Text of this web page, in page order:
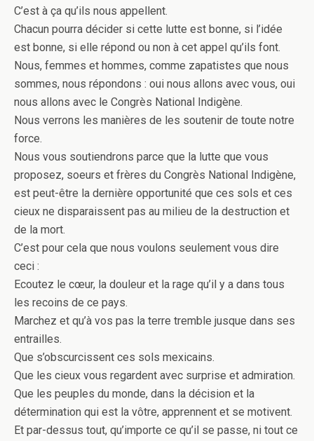
C’est à ça qu’ils nous appellent.
Chacun pourra décider si cette lutte est bonne, si l’idée
est bonne, si elle répond ou non à cet appel qu’ils font.
Nous, femmes et hommes, comme zapatistes que nous
sommes, nous répondons : oui nous allons avec vous, oui
nous allons avec le Congrès National Indigène.
Nous verrons les manières de les soutenir de toute notre
force.
Nous vous soutiendrons parce que la lutte que vous
proposez, soeurs et frères du Congrès National Indigène,
est peut-être la dernière opportunité que ces sols et ces
cieux ne disparaissent pas au milieu de la destruction et
de la mort.
C’est pour cela que nous voulons seulement vous dire
ceci :
Ecoutez le cœur, la douleur et la rage qu’il y a dans tous
les recoins de ce pays.
Marchez et qu’à vos pas la terre tremble jusque dans ses
entrailles.
Que s’obscurcissent ces sols mexicains.
Que les cieux vous regardent avec surprise et admiration.
Que les peuples du monde, dans la décision et la
détermination qui est la vôtre, apprennent et se motivent.
Et par-dessus tout, qu’importe ce qu’il se passe, ni tout ce